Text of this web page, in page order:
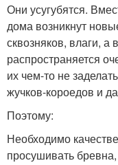
Они усугубятся.
дома возникнут
сквозняков, влаги, а
распространяется
их чем-то не
жучков-короедов и
Поэтому:
Необходимо
просушивать